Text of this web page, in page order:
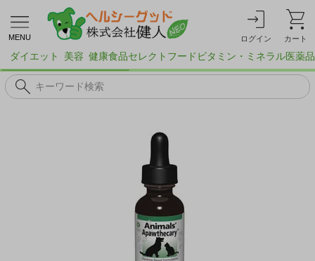
MENU ログイン カート
ダイエット 美容 健康食品セレクトフード ビタミン・ミネラル医薬品